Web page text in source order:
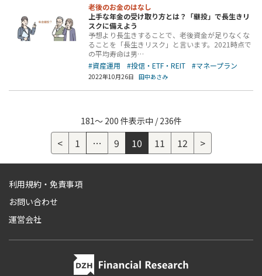
老後のお金のはなし
上手な年金の受け取り方とは？「継投」で長生きリ
スクに備えよう
予想より長生きすることで、老後資金が足りなくな
ることを「長生きリスク」と言います。2021時点で
の平均寿命は男…
#資産運用
#投信・ETF・REIT #マネープラン
2022年10月26日 田中あさみ
181～ 200 件表示中 / 236件
< 1 … 9 10 11 12 >
利用規約・免責事項
お問い合わせ
運営会社